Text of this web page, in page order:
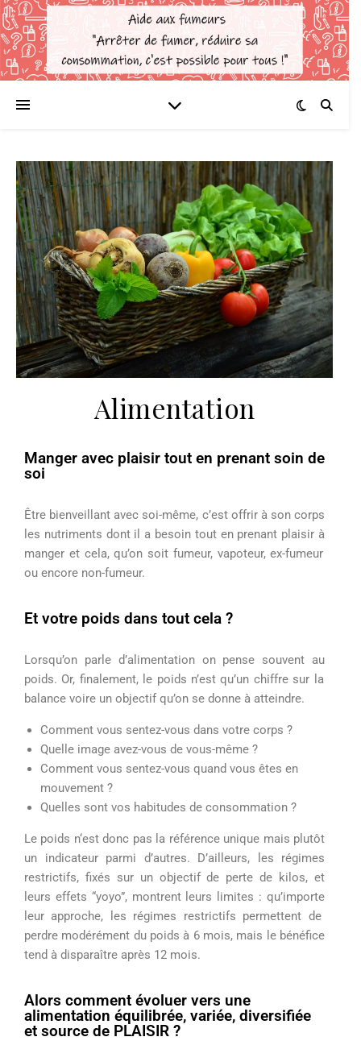
Alimentation
Manger avec plaisir tout en prenant soin de
soi
Être bienveillant avec soi-même, c’est offrir à son corps
les nutriments dont il a besoin touten prenant plaisir à
manger et cela, qu’on soit fumeur, vapoteur, ex-fumeur
ou encore non-fumeur.
Et votre poids dans tout cela ?
Lorsqu’on parle d’alimentation on pense souvent au
poids. Or, finalement, le poids n’estqu’un chiffre sur la
balance voire un objectif qu’on se donne à atteindre.
Comment vous sentez-vous dans votre corps ?
Quelle image avez-vous de vous-même ?
Comment vous sentez-vous quand vous êtes en
mouvement ?
Quelles sont vos habitudes de consommation ?
Le poids n‘estdonc pas la référence unique mais plutôt
un indicateur parmi d’autres.
D’ailleurs, l es régimes
restrictifs, fixés sur un objectif de perte de kilos, et
leurs effets “yoyo”,montrentleurs limites : qu’importe
leur approche, les régimes restrictifs permettent de
perdre modérément du poids à 6 mois, mais lebénéfice
tend à disparaître après 12 mois.
Alors comment évoluer vers une
alimentation équilibrée, variée, diversifiée
et source de PLAISIR ?